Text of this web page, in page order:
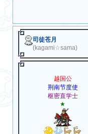
司徒苍月
(kagami☆sama)
越国公
荆南节度使
枢密直学士
★